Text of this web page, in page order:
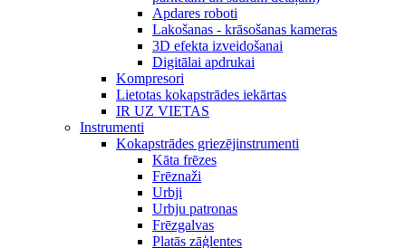
Apdares roboti
Lakošanas - krāsošanas kameras
3D efekta izveidošanai
Digitālai apdrukai
Kompresori
Lietotas kokapstrādes iekārtas
IR UZ VIETAS
Instrumenti
Kokapstrādes griezējinstrumenti
Kāta frēzes
Frēznaži
Urbji
Urbju patronas
Frēzgalvas
Platās zāģlentes